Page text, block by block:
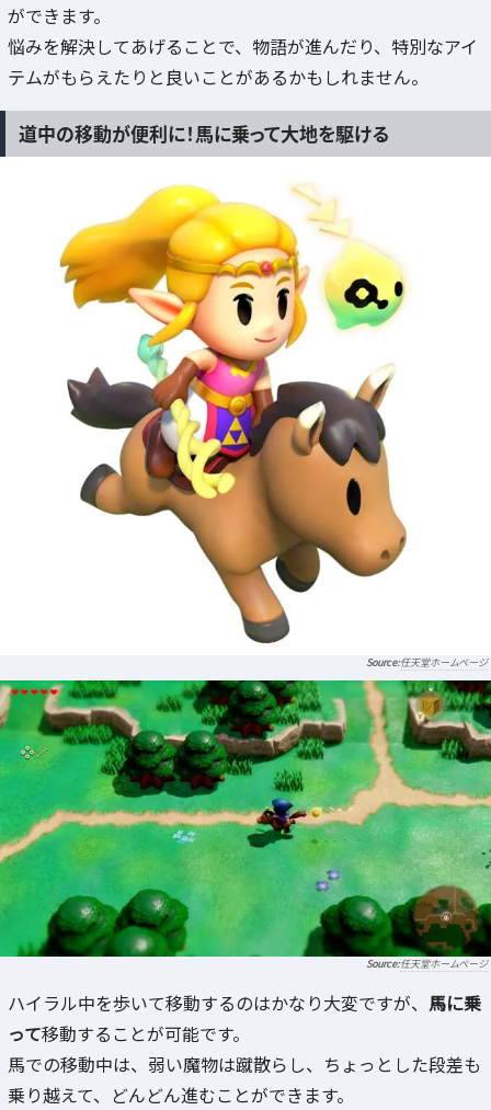
ができます。
悩みを解決してあげることで、物語が進んだり、特別なアイ
テムがもらえたりと良いことがあるかもしれません。
道中の移動が便利に！馬に乗って大地を駆ける
任天堂ホームページ
任天堂ホームページ
ハイラル中を歩いて移動するのはかなり大変ですが、 馬に乗
って移動することが可能です。
馬での移動中は、弱い魔物は蹴散らし、ちょっとした段差も
乗り越えて、どんどん進むことができます。